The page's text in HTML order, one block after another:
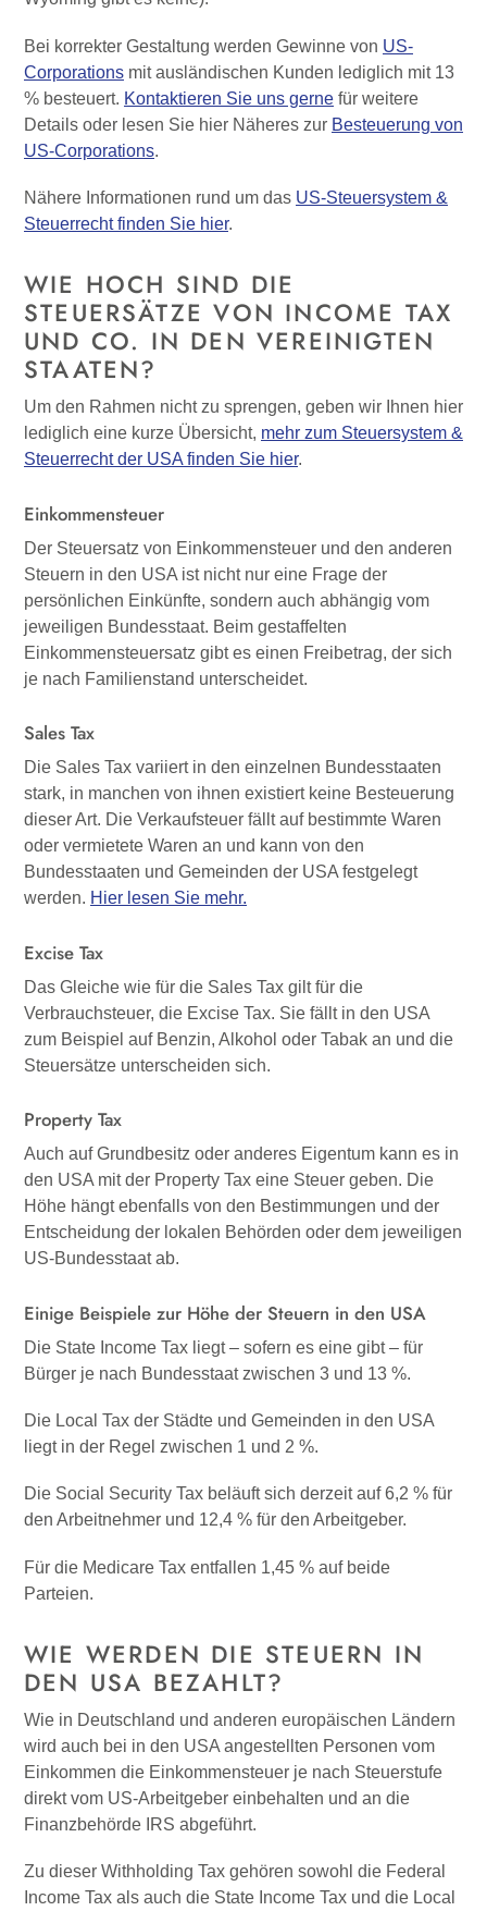
Bei korrekter Gestaltung werden Gewinne von US-
Corporations mit ausländischen Kunden lediglich mit 13
% besteuert. Kontaktieren Sie uns gerne für weitere
Details oder lesen Sie hier Näheres zur Besteuerung von
US-Corporations.
Nähere Informationen rund um das US-Steuersystem &
Steuerrecht finden Sie hier.
WIE HOCH SIND DIE
STEUERSÄTZE VON INCOME TAX
UND CO. IN DEN VEREINIGTEN
STAATEN?
Um den Rahmen nicht zu sprengen, geben wir Ihnen hier
lediglich eine kurze Übersicht, mehr zum Steuersystem &
Steuerrecht der USA finden Sie hier.
Einkommensteuer
Der Steuersatz von Einkommensteuer und den anderen
Steuern in den USA ist nicht nur eine Frage der
persönlichen Einkünfte, sondern auch abhängig vom
jeweiligen Bundesstaat. Beim gestaffelten
Einkommensteuersatz gibt es einen Freibetrag, der sich
je nach Familienstand unterscheidet.
Sales Tax
Die Sales Tax variiert in den einzelnen Bundesstaaten
stark, in manchen von ihnen existiert keine Besteuerung
dieser Art. Die Verkaufsteuer fällt auf bestimmte Waren
oder vermietete Waren an und kann von den
Bundesstaaten und Gemeinden der USA festgelegt
werden. Hier lesen Sie mehr.
Excise Tax
Das Gleiche wie für die Sales Tax gilt für die
Verbrauchsteuer, die Excise Tax. Sie fällt in den USA
zum Beispiel auf Benzin, Alkohol oder Tabak an und die
Steuersätze unterscheiden sich.
Property Tax
Auch auf Grundbesitz oder anderes Eigentum kann es in
den USA mit der Property Tax eine Steuer geben. Die
Höhe hängt ebenfalls von den Bestimmungen und der
Entscheidung der lokalen Behörden oder dem jeweiligen
US-Bundesstaat ab.
Einige Beispiele zur Höhe der Steuern in den USA
Die State Income Tax liegt – sofern es eine gibt – für
Bürger je nach Bundesstaat zwischen 3 und 13 %.
Die Local Tax der Städte und Gemeinden in den USA
liegt in der Regel zwischen 1 und 2 %.
Die Social Security Tax beläuft sich derzeit auf 6,2 % für
den Arbeitnehmer und 12,4 % für den Arbeitgeber.
Für die Medicare Tax entfallen 1,45 % auf beide
Parteien.
WIE WERDEN DIE STEUERN IN
DEN USA BEZAHLT?
Wie in Deutschland und anderen europäischen Ländern
wird auch bei in den USA angestellten Personen vom
Einkommen die Einkommensteuer je nach Steuerstufe
direkt vom US-Arbeitgeber einbehalten und an die
Finanzbehörde IRS abgeführt.
Zu dieser Withholding Tax gehören sowohl die Federal
Income Tax als auch die State Income Tax und die Local